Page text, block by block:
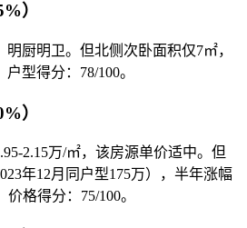
）
厨明卫。但北侧次卧面积仅7㎡，
型得分：78/100。
）
2.15万/㎡，该房源单价适中。但
年12月同户型175万），半年涨幅
格得分：75/100。